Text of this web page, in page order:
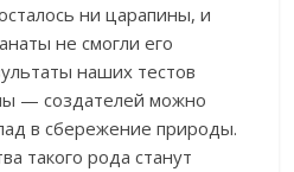
ни царапины, и
не смогли его
наших тестов
— создателей можно
в сбережение природы.
такого рода станут